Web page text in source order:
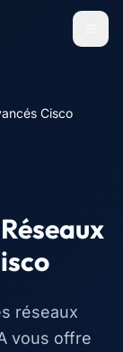
Menu
Cisco
réseaux
vous offre